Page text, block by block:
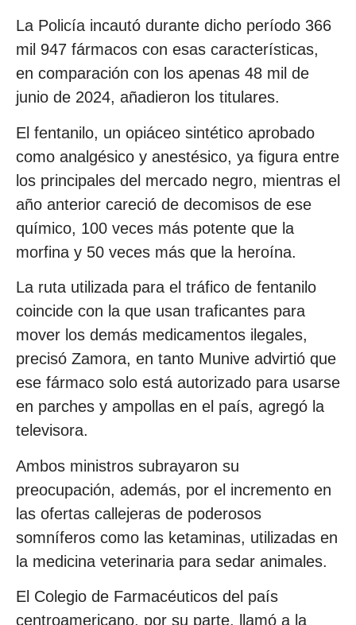
La Policía incautó durante dicho período 366
mil 947 fármacos con esas características,
en comparación con los apenas 48 mil de
junio de 2024, añadieron los titulares.
El fentanilo, un opiáceo sintético aprobado
como analgésico y anestésico, ya figura entre
los principales del mercado negro, mientras el
año anterior careció de decomisos de ese
químico, 100 veces más potente que la
morfina y 50 veces más que la heroína.
La ruta utilizada para el tráfico de fentanilo
coincide con la que usan traficantes para
mover los demás medicamentos ilegales,
precisó Zamora, en tanto Munive advirtió que
ese fármaco solo está autorizado para usarse
en parches y ampollas en el país, agregó la
televisora.
Ambos ministros subrayaron su
preocupación, además, por el incremento en
las ofertas callejeras de poderosos
somníferos como las ketaminas, utilizadas en
la medicina veterinaria para sedar animales.
El Colegio de Farmacéuticos del país
centroamericano, por su parte, llamó a la